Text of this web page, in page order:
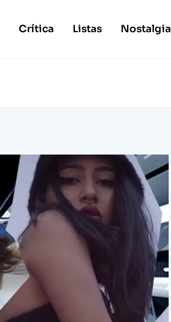
Crítica Listas Nostalgia